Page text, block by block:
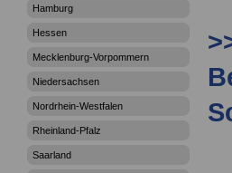
Hamburg
Hessen
Mecklenburg-Vorpommern
Niedersachsen
Nordrhein-Westfalen
Rheinland-Pfalz
Saarland